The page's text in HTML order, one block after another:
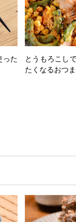
った
とうもろこし
たくなるおつ